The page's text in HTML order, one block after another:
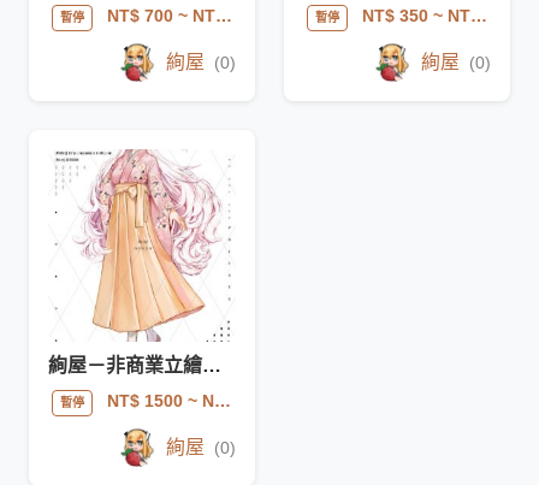
暫停 NT$ 700~ NT$ 1500
絢屋 (0)
暫停 NT$ 350~ NT$ 1000
絢屋 (0)
絢屋－非商業立繪委託
暫停 NT$ 1500~ NT$ 3000
絢屋 (0)